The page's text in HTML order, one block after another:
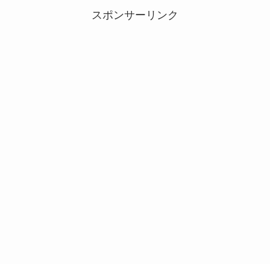
スポンサーリンク